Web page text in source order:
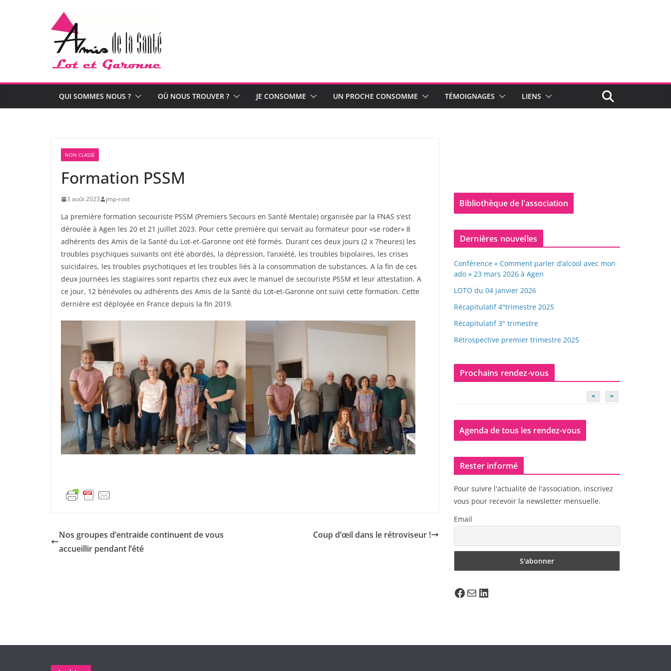
QUI SOMMES NOUS ? OÙ NOUS TROUVER ? JE CONSOMME UN PROCHE CONSOMME TÉMOIGNAGES LIENS
NON CLASSÉ
Formation PSSM
3 août 2023 jmp-root
La première formation secouriste PSSM (Premiers Secours en Santé Mentale) organisée par la FNAS s’est
déroulée à Agen les 20 et 21 juillet 2023. Pour cette première qui servait au formateur pour «se roder» 8
adhérents des Amis de la Santé du Lot-et-Garonne ont été formés. Durant ces deux jours (2 x 7heures) les
troubles psychiques suivants ont été abordés, la dépression, l’anxiété, les troubles bipolaires, les crises
suicidaires, les troubles psychotiques et les troubles liés à la consommation de substances. A la fin de ces
deux journées les stagiaires sont repartis chez eux avec le manuel de secouriste PSSM et leur attestation. A
ce jour, 12 bénévoles ou adhérents des Amis de la Santé du Lot-et-Garonne ont suivi cette formation. Cette
dernière est déployée en France depuis la fin 2019.
Nos groupes d’entraide continuent de vous
accueillir pendant l’été
Coup d’œil dans le rétroviseur !
Bibliothèque de l'association
Dernières nouvelles
Conférence « Comment parler d’alcool avec mon
ado » 23 mars 2026 à Agen
LOTO du 04 janvier 2026
Récapitulatif 4°trimestre 2025
Récapitulatif 3° trimestre
Rétrospective premier trimestre 2025
Prochains rendez-vous
< >
Agenda de tous les rendez-vous
Rester informé
Pour suivre l'actualité de l'association, inscrivez
vous pour recevoir la newsletter mensuelle.
Email
Facebook E-mail LinkedIn